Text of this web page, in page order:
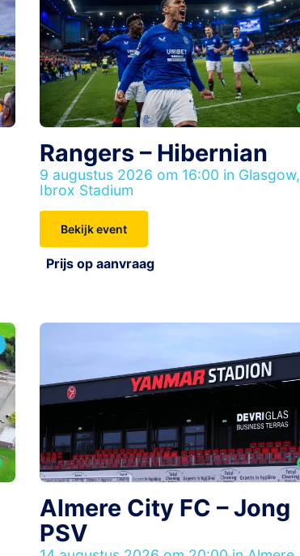
Rangers – Hibernian
9 augustus 2026 om 16:00 in Glasgow,
Ibrox Stadium
Bekijk event
Prijs op aanvraag
Almere City FC – Jong
PSV